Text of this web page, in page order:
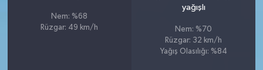
Nem: %68
Rüzgar: 49 km/h
yağışlı
Nem: %70
Rüzgar: 32 km/h
Yağış Olasılığı: %84